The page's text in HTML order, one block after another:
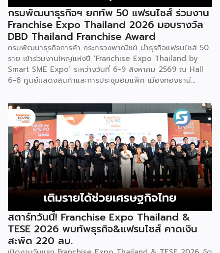
กรมพัฒนาธุรกิจฯ ยกทัพ 50 แฟรนไชส์ ร่วมงาน
Franchise Expo Thailand 2026 มอบรางวัล
DBD Thailand Franchise Award
กรมพัฒนาธุรกิจการค้า กระทรวงพาณิชย์ นำธุรกิจแฟรนไชส์ 50
ราย เข้าร่วมงานใหญ่แห่งปี ‘Franchise Expo Thailand by
Smart SME Expo’ ระหว่างวันที่ 6-9 สิงหาคม 2569 ณ Hall
6-8 ศูนย์แสดงสินค้าและการประชุมอิมแพ็ค เมืองทองธานี
2026 ให้แก่ผู้ประกอบธุรกิจแฟรนไชส์ที่อยู่ในการส่งเสริมสนับสนุน
ของกรมฯ นายพูนพงษ์ นัยนาภากรณ์ อธิบดีกรมพัฒนาธุรกิจ
การค้า กระทรวงพาณิชย์ เปิดเผยภายหลังเป็นประธานเปิดงาน
“งานแฟรนไชส์ เอ็กซ์โป ไทยแลนด์ บาย สมาร์ท เอสเอ็มอี เอ็กซ์
โป (Franchise Expo Thailand by Smart SME Expo)” ซึ่ง
เป็นงานแสดงธุรกิจแฟรนไชส์ชั้นนำที่จัดขึ้นโดย บริษัท พีเอ็มจี
คอร์ปอเรชัน จำกัด เพื่อยกระดับศักยภาพของผู้ประกอบการและ
เจ้าของธุรกิจที่ต้องการขยายกิจการผ่านระบบแฟรนไชส์ […]
สตาร์ทวันนี้! Franchise Expo Thailand &
TESE 2026 พบทัพธุรกิจ&แฟรนไชส์ คาดเงิน
สะพัด 220 ลบ.